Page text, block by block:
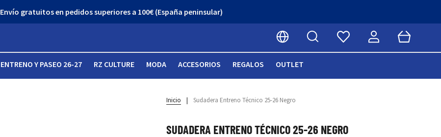
Envío gratuitos en pedidos superiores a 100€ (España peninsular)
Buscar Cart
ENTRENO Y PASEO 26-27 RZ CULTURE MODA ACCESORIOS REGALOS OUTLET
Inicio | Sudadera Entreno Técnico 25-26 Negro
SUDADERA ENTRENO TÉCNICO 25-26 NEGRO